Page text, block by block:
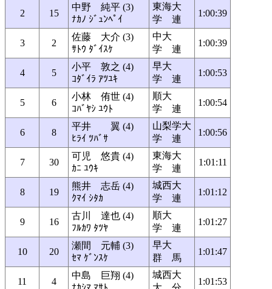
2 15
中野 純平 (3)
ﾅｶﾉ ｼﾞｭﾝﾍﾟｲ
東海大
学 連
1:00:39
3 2
佐藤 大介 (3)
ｻﾄｳ ﾀﾞｲｽｹ
中大
学 連
1:00:39
4 5
小平 敦之 (4)
ｺﾀﾞｲﾗ ｱﾂﾕｷ
早大
学 連
1:00:53
5 6
小林 侑世 (4)
ｺﾊﾞﾔｼ ﾕｳﾄ
順大
学 連
1:00:54
6 8
平井 翼 (4)
ﾋﾗｲ ﾂﾊﾞｻ
山梨学大
学 連
1:00:56
7 30
可児 悠貴 (4)
ｶﾆ ﾕｳｷ
東海大
学 連
1:01:11
8 19
熊井 志岳 (4)
ｸﾏｲ ｼﾀｶ
城西大
学 連
1:01:12
9 16
古川 達也 (4)
ﾌﾙｶﾜ ﾀﾂﾔ
順大
学 連
1:01:27
10 20
瀬間 元輔 (3)
ｾﾏ ｹﾞﾝｽｹ
早大
群 馬
1:01:47
11 4
中島 巨翔 (4)
城西大
1:01:53